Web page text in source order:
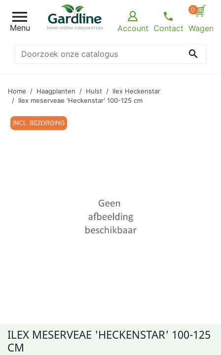

Menu Account Contact
0
Wagen

Home Haagplanten Hulst
Ilex Heckenstar
Ilex meserveae 'Heckenstar' 100-125 cm
INCL. BEZORGING
ILEX MESERVEAE 'HECKENSTAR' 100-125
CM